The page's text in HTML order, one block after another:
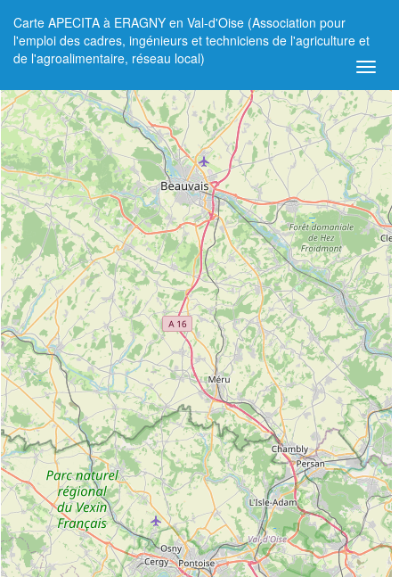
Carte APECITA à ERAGNY en Val-d'Oise (Association pour
l'emploi des cadres, ingénieurs et techniciens de l'agriculture et
de l'agroalimentaire, réseau local)
+
−